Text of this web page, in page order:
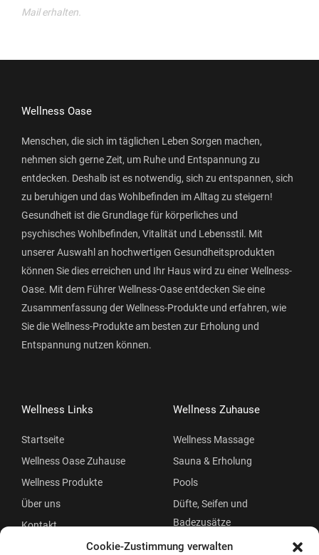
Cookie-Zustimmung verwalten
Mail erhalten.
Wellness Oase
Menschen, die sich im täglichen Leben Sorgen machen,
nehmen sich gerne Zeit, um Ruhe und Entspannung zu
entdecken. Deshalb ist es notwendig, sich zu entspannen, sich
zu beruhigen und das Wohlbefinden im Alltag zu steigern!
Gesundheit ist die Grundlage für körperliches und
psychisches Wohlbefinden, Vitalität und Lebensstil. Mit
unserer Auswahl an hochwertigen Gesundheitsprodukten
können Sie dies erreichen und Ihr Haus wird zu einer Wellness-
Oase. Mit dem Führer Wellness-Oase entdecken Sie eine
Zusammenfassung der Wellness-Produkte und erfahren, wie
Sie die Wellness-Produkte am besten zur Erholung und
Entspannung nutzen können.
Wellness Links
Startseite
Wellness Oase Zuhause
Wellness Produkte
Über uns
Kontakt
Wellness Zuhause
Wellness Massage
Sauna & Erholung
Pools
Düfte, Seifen und
Badezusätze
Beauty